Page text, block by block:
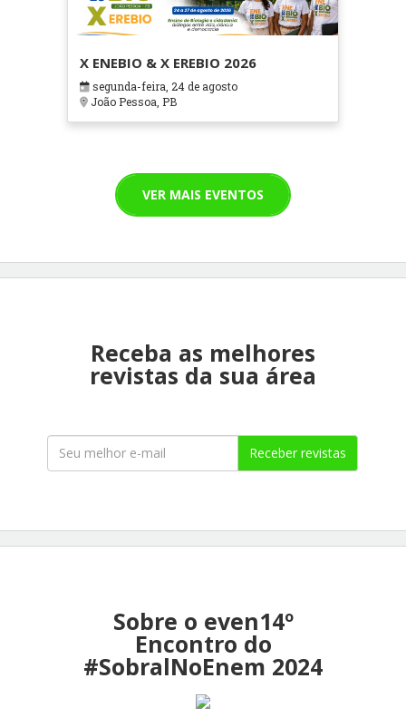
X ENEBIO & X EREBIO 2026
segunda-feira, 24 de agosto
João Pessoa, PB
VER MAIS EVENTOS
Receba as melhores
revistas da sua área
Receber revistas
Sobre o even14º
Encontro do
#SobralNoEnem 2024